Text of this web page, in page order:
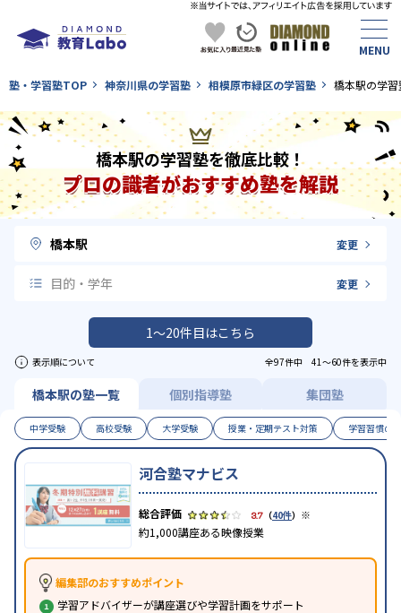
塾・学習塾TOP 神奈川県の学習塾 相模原市緑区の学習塾 橋本駅の学習
橋本駅の学習塾を徹底比較！
プロの識者がおすすめ塾を解説
橋本駅 変更
目的・学年 変更
1〜20件目はこちら
表示順について 全97件中 41〜60件を表示中
橋本駅の塾一覧 個別指導塾 集団塾
中学受験 高校受験 大学受験 授業・定期テスト対策 学習習慣の
河合塾マナビス
3.7 （40件） ※
約1,000講座ある映像授業
編集部のおすすめポイント
学習アドバイザーが講座選びや学習計画をサポート